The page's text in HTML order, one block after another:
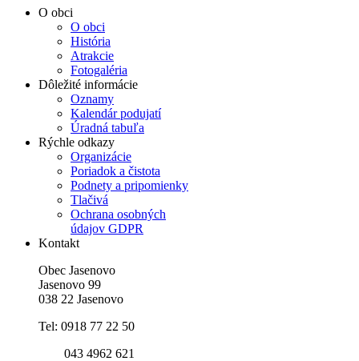
O obci
O obci
História
Atrakcie
Fotogaléria
Dôležité informácie
Oznamy
Kalendár podujatí
Úradná tabuľa
Rýchle odkazy
Organizácie
Poriadok a čistota
Podnety a pripomienky
Tlačivá
Ochrana osobných
údajov GDPR
Kontakt
Obec Jasenovo
Jasenovo 99
038 22 Jasenovo
Tel: 0918 77 22 50
043 4962 621